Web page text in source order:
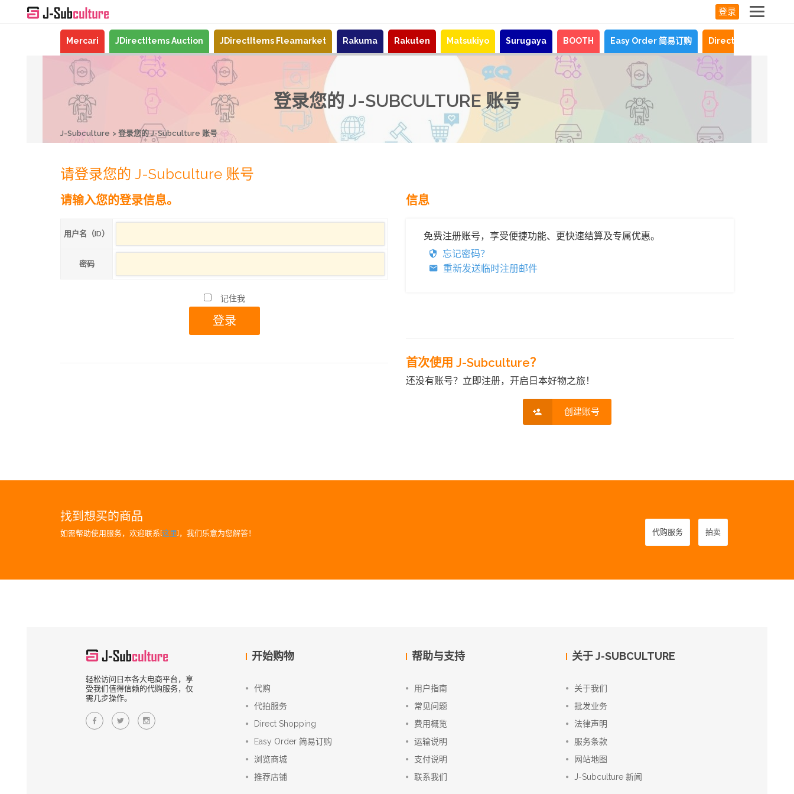
登录
Mercari JDirectItems Auction JDirectItems Fleamarket Rakuma Rakuten Matsukiyo Surugaya BOOTH Easy Order 简易订购 Direct Shopping
登录您的 J-SUBCULTURE 账号
J-Subculture 登录您的 J-Subculture 账号
请登录您的 J-Subculture 账号
请输入您的登录信息。
用户名（ID）
密码
记住我
信息
免费注册账号，享受便捷功能、更快速结算及专属优惠。
忘记密码？
重新发送临时注册邮件
首次使用 J-Subculture？
还没有账号？立即注册，开启日本好物之旅！
创建账号
找到想买的商品
如需帮助使用服务，欢迎联系[这里]，我们乐意为您解答！ 代购服务 拍卖
轻松访问日本各大电商平台，享
受我们值得信赖的代购服务，仅
需几步操作。
开始购物
代购
代拍服务
Direct Shopping
Easy Order 简易订购
浏览商城
推荐店铺
帮助与支持
用户指南
常见问题
费用概览
运输说明
支付说明
联系我们
关于 J-SUBCULTURE
关于我们
批发业务
法律声明
服务条款
网站地图
J-Subculture 新闻